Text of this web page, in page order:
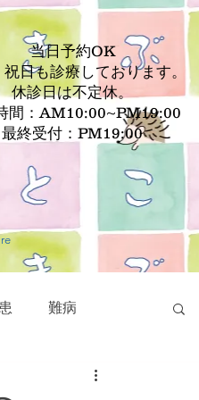
当日予約OK
日も診療しております。
休診日は不定休。
間：AM10:00~PM19:00
最終受付：PM19:00
難病
皮膚疾患